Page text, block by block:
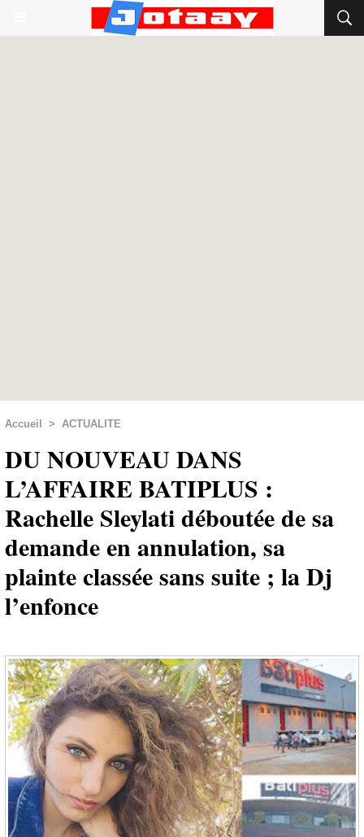
Accueil > ACTUALITE
DU NOUVEAU DANS
L’AFFAIRE BATIPLUS :
Rachelle Sleylati déboutée de sa
demande en annulation, sa
plainte classée sans suite ; la Dj
l’enfonce